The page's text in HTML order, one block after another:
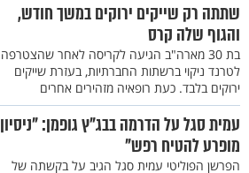
שתתה רק שייקים ירוקים במשך חודש,
והגוף שלה קרס
בת 30 מארה"ב הגיעה לקריסה לאחר שהצטרפה
לטרנד ניקוי ברשתות החברתיות, בעזרת שייקים
ירוקים בלבד. כעת רופאיה מזהירים אחרים
עמית סגל על הדרמה בבג"ץ גופמן: "ניסיון
מופרע להטיח רפש"
הפרשן הפוליטי עמית סגל הגיב על בקשתה של